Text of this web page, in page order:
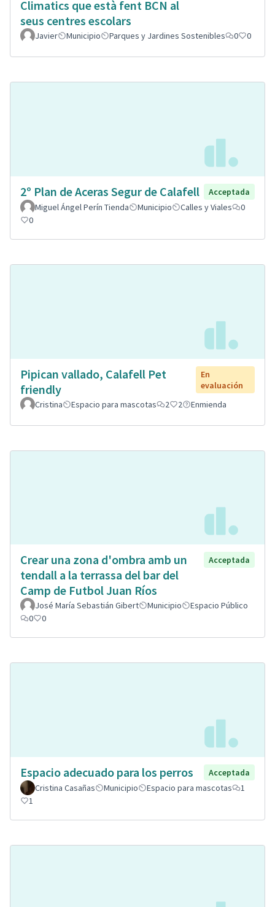
Climatics que està fent BCN al
seus centres escolars
Javier Municipio Parques y Jardines Sostenibles 0 0
2º Plan de Aceras Segur de Calafell
Acceptada
Miguel Ángel Perín Tienda
Municipio Calles y Viales
0
0
Pipican vallado, Calafell Pet
friendly
En
evaluación
Cristina
Espacio para mascotas 2 2 Enmienda
Crear una zona d'ombra amb un
tendall a la terrassa del bar del
Camp de Futbol Juan Ríos
Acceptada
José María Sebastián Gibert Municipio
Espacio Público
0
0
Espacio adecuado para los perros
Acceptada
Cristina Casañas
Municipio Espacio para mascotas
1
1